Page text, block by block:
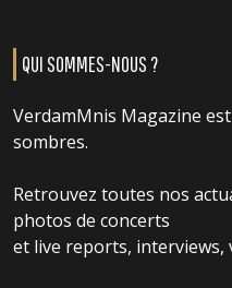
QUI SOMMES-NOUS ?
VerdamMnis Magazine
sombres.
Retrouvez toutes nos
photos de concerts
et live reports, interviews,